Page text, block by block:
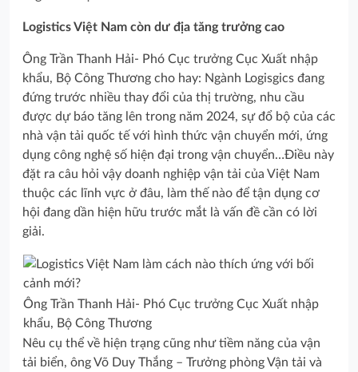
Logistics Việt Nam còn dư địa tăng trưởng cao
Ông Trần Thanh Hải- Phó Cục trưởng Cục Xuất nhập
khẩu, Bộ Công Thương cho hay: Ngành Logisgics đang
đứng trước nhiều thay đổi của thị trường, nhu cầu
được dự báo tăng lên trong năm 2024, sự đổ bộ của các
nhà vận tải quốc tế với hình thức vận chuyển mới, ứng
dụng công nghệ số hiện đại trong vận chuyển…Điều này
đặt ra câu hỏi vậy doanh nghiệp vận tải của Việt Nam
thuộc các lĩnh vực ở đâu, làm thế nào để tận dụng cơ
hội đang dần hiện hữu trước mắt là vấn đề cần có lời
giải.
Ông Trần Thanh Hải- Phó Cục trưởng Cục Xuất nhập
khẩu, Bộ Công Thương
Nêu cụ thể về hiện trạng cũng như tiềm năng của vận
tải biển, ông Võ Duy Thắng – Trưởng phòng Vận tải và